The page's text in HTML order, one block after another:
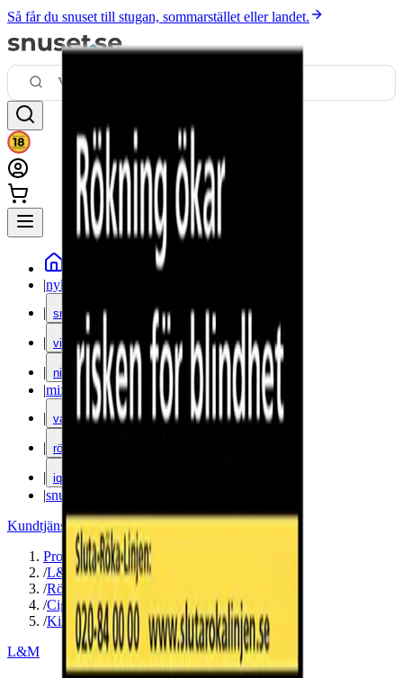
Så får du snuset till stugan, sommarstället eller landet.
|nyheter
| snus
| vitt snus
| nikotinfritt
|mixpack
| vape
| rökning
| iqos
|snuskuriren
Kundtjänst|Varumärken
Produkter
/L&M
/Rökning
/Cigaretter
/King Size
L&M